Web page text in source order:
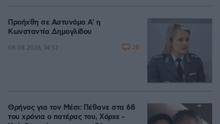
Προήχθη σε Αστυνόμο Α' η
Κωνσταντία Δημογλίδου
08.08.2026, 14:57 20
Θρήνος για τον Μέσι: Πέθανε στα 68
του χρόνια ο πατέρας του, Χόρχε -